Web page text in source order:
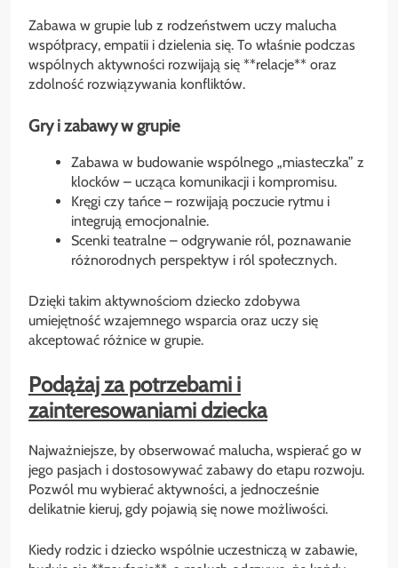
Zabawa w grupie lub z rodzeństwem uczy malucha
współpracy, empatii i dzielenia się. To właśnie podczas
wspólnych aktywności rozwijają się **relacje** oraz
zdolność rozwiązywania konfliktów.
Gry i zabawy w grupie
Zabawa w budowanie wspólnego „miasteczka” z
klocków – ucząca komunikacji i kompromisu.
Kręgi czy tańce – rozwijają poczucie rytmu i
integrują emocjonalnie.
Scenki teatralne – odgrywanie ról, poznawanie
różnorodnych perspektyw i ról społecznych.
Dzięki takim aktywnościom dziecko zdobywa
umiejętność wzajemnego wsparcia oraz uczy się
akceptować różnice w grupie.
Podążaj za potrzebami i
zainteresowaniami dziecka
Najważniejsze, by obserwować malucha, wspierać go w
jego pasjach i dostosowywać zabawy do etapu rozwoju.
Pozwól mu wybierać aktywności, a jednocześnie
delikatnie kieruj, gdy pojawią się nowe możliwości.
Kiedy rodzic i dziecko wspólnie uczestniczą w zabawie,